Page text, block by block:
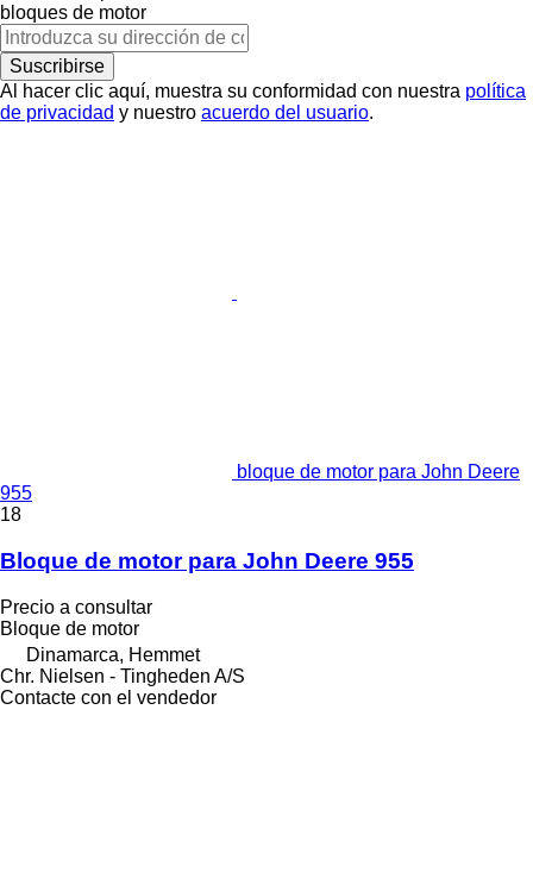
bloques de motor
Suscribirse
Al hacer clic aquí, muestra su conformidad con nuestra política
de privacidad y nuestro acuerdo del usuario.
bloque de motor para John Deere
955
18
Bloque de motor para John Deere 955
Precio a consultar
Bloque de motor
Dinamarca, Hemmet
Chr. Nielsen - Tingheden A/S
Contacte con el vendedor